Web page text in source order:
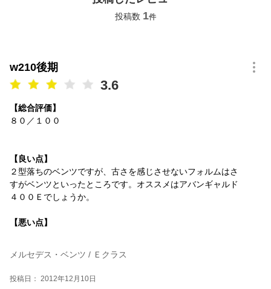
投稿数 1件
w210後期
3.6
【総合評価】
８０／１００
【良い点】
２型落ちのベンツですが、古さを感じさせないフォルムはさ
すがベンツといったところです。オススメはアバンギャルド
４００Ｅでしょうか。
【悪い点】
メルセデス・ベンツ / Ｅクラス
投稿日： 2012年12月10日